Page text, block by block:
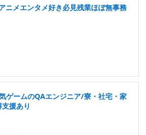
ニメエンタメ好き必見残業ほぼ無事務
ゲームのQAエンジニア/寮・社宅・家
援あり